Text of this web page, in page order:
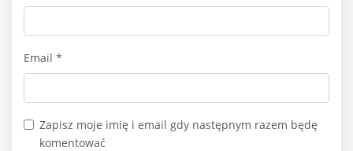
Email *
Zapisz moje imię i email gdy następnym razem będę
komentować